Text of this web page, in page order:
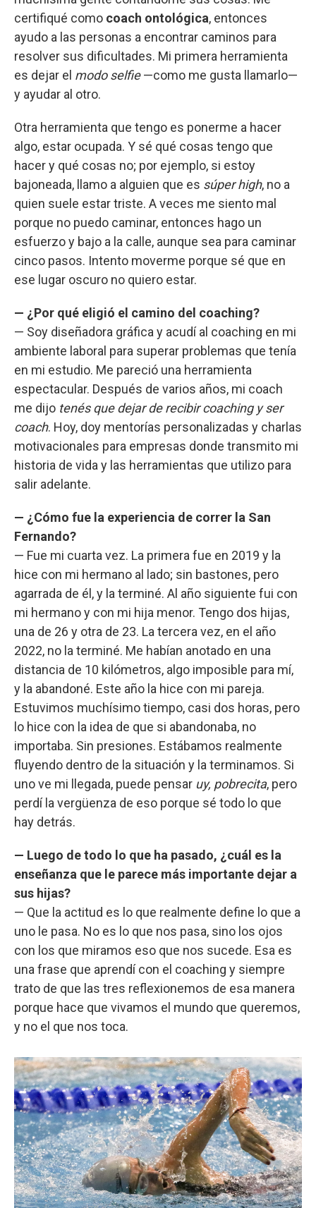
certifiqué como coach ontológica, entonces
ayudo a las personas a encontrar caminos para
resolver sus dificultades. Mi primera herramienta
es dejar el modo selfie—como me gusta llamarlo—
y ayudar al otro.
Otra herramienta que tengo es ponerme a hacer
algo, estar ocupada. Y sé qué cosas tengo que
hacer y qué cosas no; por ejemplo, si estoy
bajoneada, llamo a alguien que es súper high, no a
quien suele estar triste. A veces me siento mal
porque no puedo caminar, entonces hago un
esfuerzo y bajo a la calle, aunque sea para caminar
cinco pasos. Intento moverme porque sé que en
ese lugar oscuro no quiero estar.
— ¿Por qué eligió el camino del coaching?
— Soy diseñadora gráfica y acudí al coaching en mi
ambiente laboral para superar problemas que tenía
en mi estudio. Me pareció una herramienta
espectacular. Después de varios años, mi coach
me dijo tenés que dejar de recibir coaching y ser
coach. Hoy, doy mentorías personalizadas y charlas
motivacionales para empresas donde transmito mi
historia de vida y las herramientas que utilizo para
salir adelante.
— ¿Cómo fue la experiencia de correr la San
Fernando?
— Fue mi cuarta vez. La primera fue en 2019 y la
hice con mi hermano al lado; sin bastones, pero
agarrada de él, y la terminé. Al año siguiente fui con
mi hermano y con mi hija menor. Tengo dos hijas,
una de 26 y otra de 23. La tercera vez, en el año
2022, no la terminé. Me habían anotado en una
distancia de 10 kilómetros, algo imposible para mí,
y la abandoné. Este año la hice con mi pareja.
Estuvimos muchísimo tiempo, casi dos horas, pero
lo hice con la idea de que si abandonaba, no
importaba. Sin presiones. Estábamos realmente
fluyendo dentro de la situación y la terminamos. Si
uno ve mi llegada, puede pensar uy, pobrecita, pero
perdí la vergüenza de eso porque sé todo lo que
hay detrás.
— Luego de todo lo que ha pasado, ¿cuál es la
enseñanza que le parece más importante dejar a
sus hijas?
— Que la actitud es lo que realmente define lo que a
uno le pasa. No es lo que nos pasa, sino los ojos
con los que miramos eso que nos sucede. Esa es
una frase que aprendí con el coaching y siempre
trato de que las tres reflexionemos de esa manera
porque hace que vivamos el mundo que queremos,
y no el que nos toca.